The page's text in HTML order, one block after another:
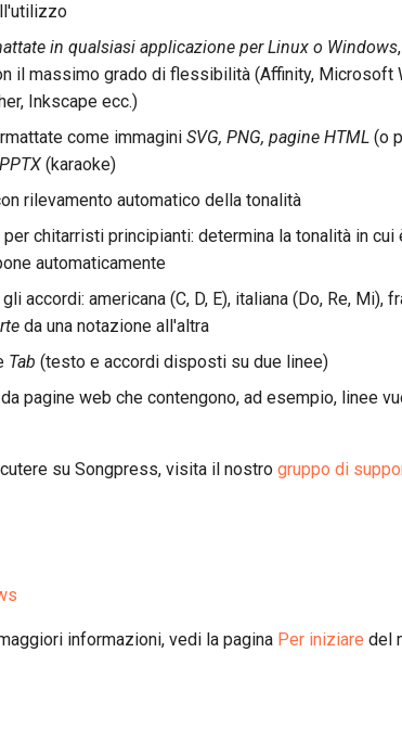
in qualsiasi applicazione per Linux o Windows
il massimo grado di flessibilità (Affinity, Microsoft
Inkscape ecc.)
come immagini SVG, PNG, pagine HTML (o
PPTX (karaoke)
rilevamento automatico della tonalità
per chitarristi principianti: determina la tonalità in cui
automaticamente
accordi: americana (C, D, E), italiana (Do, Re, Mi),
da una notazione all'altra
Tab (testo e accordi disposti su due linee)
pagine web che contengono, ad esempio, linee
su Songpress, visita il nostro gruppo di
informazioni, vedi la pagina Per iniziare del